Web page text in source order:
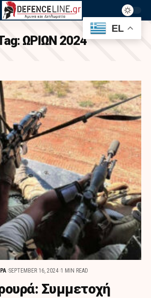
ΩΡΙΩΝ 2024
SEPTEMBER 16, 2024 1 MIN READ
Συμμετοχή
EL